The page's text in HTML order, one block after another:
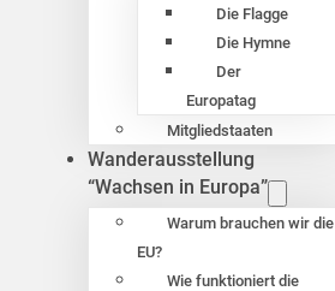
Die Flagge
Die Hymne
Der
Europatag
Mitgliedstaaten
Wanderausstellung
“Wachsen in Europa”
Warum brauchen wir die
EU?
Wie funktioniert die